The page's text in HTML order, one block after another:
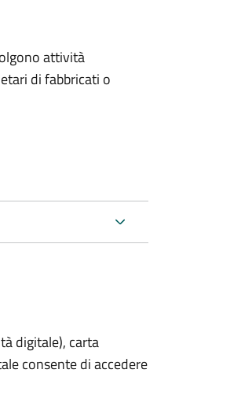
attività
di fabbricati o
digitale), carta
consente di accedere